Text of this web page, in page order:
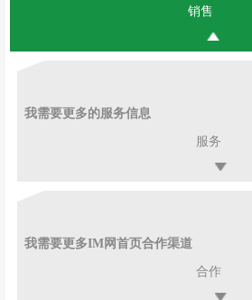
销售
我需要更多的服务信息
服务
我需要更多IM网首页合作渠道
合作